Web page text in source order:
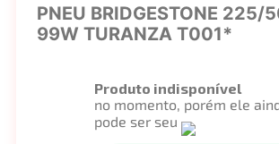
PNEU BRIDGESTONE 225/
99W TURANZA T001*
Produto indisponível
no momento, porém ele
pode ser seu